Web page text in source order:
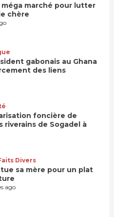
méga marché pour lutter
chère
gabonais au Ghana
des liens
foncière de
riverains de Sogadel à
Divers
tue sa mère pour un plat
ago